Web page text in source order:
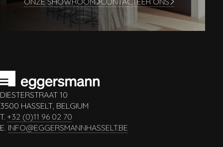
DIESTERSTRAAT 10
3500 HASSELT, BELGIUM
T. +32 (0)11 96 02 70
E. INFO@EGGERSMANNHASSELT.BE